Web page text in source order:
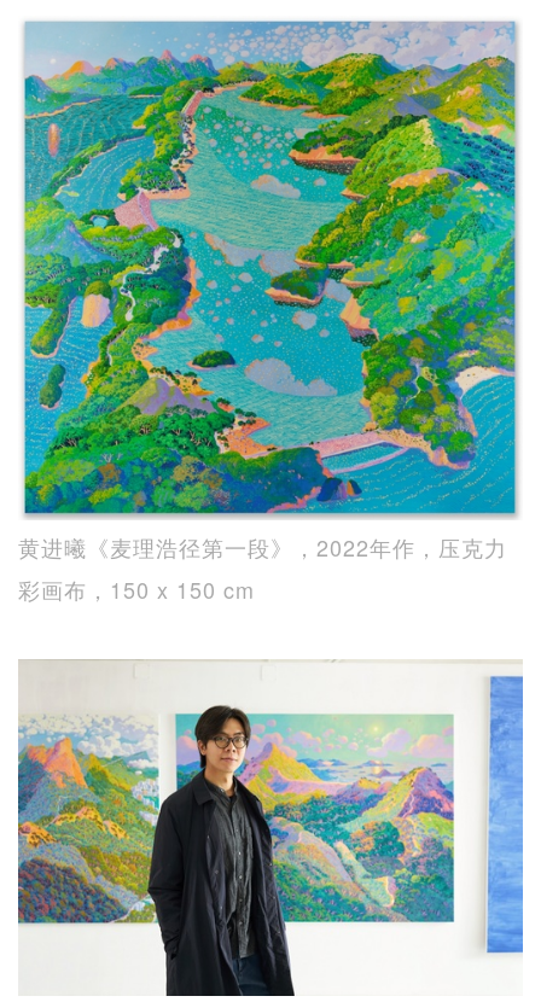
黄进曦《麦理浩径第一段》，2022年作，压克力
彩画布，150 x 150 cm